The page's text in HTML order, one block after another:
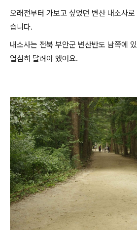
오래전부터 가보고 싶었던 변산 내소사
습니다.
내소사는 전북 부안군 변산반도 남쪽에
열심히 달려야 했어요.